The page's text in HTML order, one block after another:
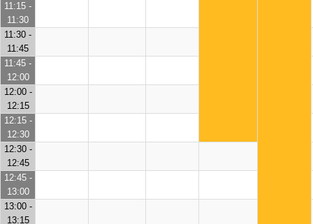
11:15 -
11:30
11:30 -
11:45
11:45 -
12:00
12:00 -
12:15
12:15 -
12:30
12:30 -
12:45
12:45 -
13:00
13:00 -
13:15